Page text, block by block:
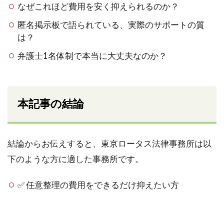
なぜこれほど費用を安く抑えられるのか？
匿名掲示板で語られている、実際のサポートの質
は？
弁護士1名体制で本当に大丈夫なのか？
本記事の結論
結論からお伝えすると、東京ロータス法律事務所は以
下のような方に適した事務所です。
✅ 任意整理の費用をできるだけ抑えたい方